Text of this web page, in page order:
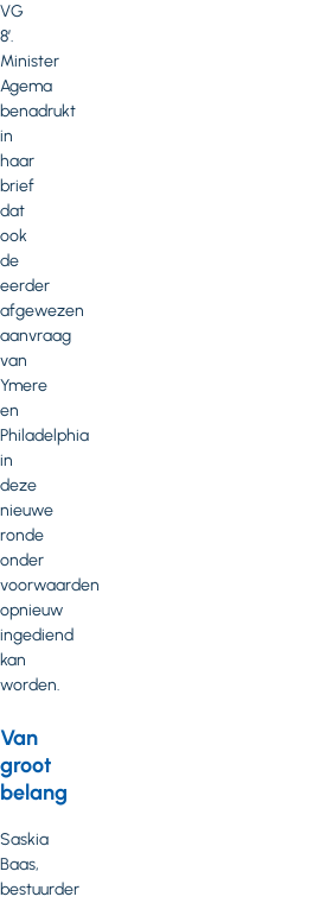
VG
8’.
Minister
Agema
benadrukt
in
haar
brief
dat
ook
de
eerder
afgewezen
aanvraag
van
Ymere
en
Philadelphia
in
deze
nieuwe
ronde
onder
voorwaarden
opnieuw
ingediend
kan
worden.
Van
groot
belang
Saskia
Baas,
bestuurder